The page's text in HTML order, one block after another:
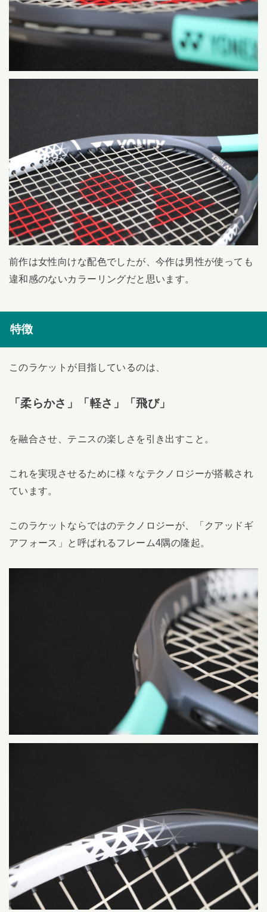
前作は女性向けな配色でしたが、今作は男性が使っても
違和感のないカラーリングだと思います。
特徴
このラケットが目指しているのは、
「柔らかさ」「軽さ」「飛び」
を融合させ、テニスの楽しさを引き出すこと。
これを実現させるために様々なテクノロジーが搭載され
ています。
このラケットならではのテクノロジーが、「クアッドギ
アフォース」と呼ばれるフレーム4隅の隆起。